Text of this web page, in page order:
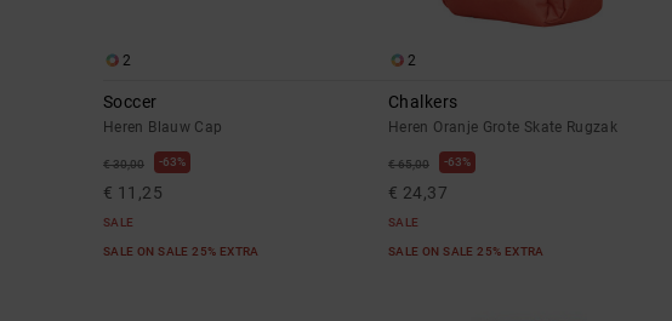
2
Soccer
Heren Blauw Cap
€ 30,00 63%
€ 11,25
SALE
SALE ON SALE 25% EXTRA
2
Chalkers
Heren Oranje Grote Skate Rugzak
€ 65,00 63%
€ 24,37
SALE
SALE ON SALE 25% EXTRA